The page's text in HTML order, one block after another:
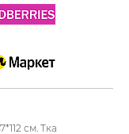
см. Тка